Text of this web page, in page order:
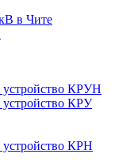
устройство КРУН
устройство КРУ
устройство КРН